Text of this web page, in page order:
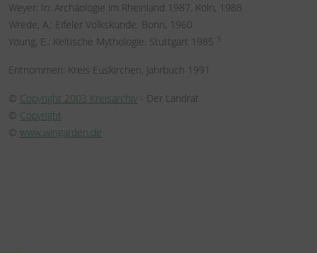
Weyer. In: Archäologie im Rheinland 1987. Köln, 1988
Wrede, A.: Eifeler Volkskunde. Bonn, 1960
Young, E.: Keltische Mythologie. Stuttgart 1985 3
Entnommen: Kreis Euskirchen, Jahrbuch 1991
© Copyright 2003 Kreisarchiv - Der Landrat
© Copyright
© www.wingarden.de